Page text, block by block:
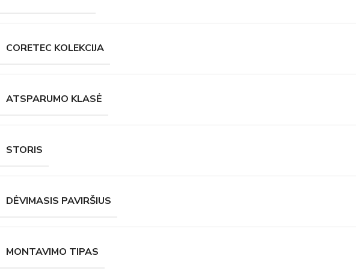
CORETEC KOLEKCIJA
ATSPARUMO KLASĖ
STORIS
DĖVIMASIS PAVIRŠIUS
MONTAVIMO TIPAS